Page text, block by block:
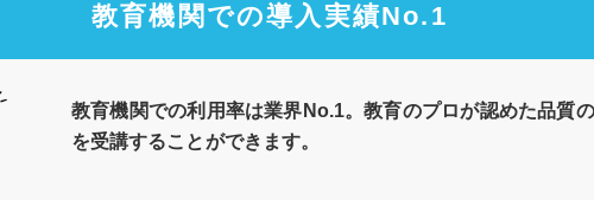
教育機関での導入実績No.1
教育機関での利用率は業界No.1。教育のプロが認めた品質
を受講することができます。